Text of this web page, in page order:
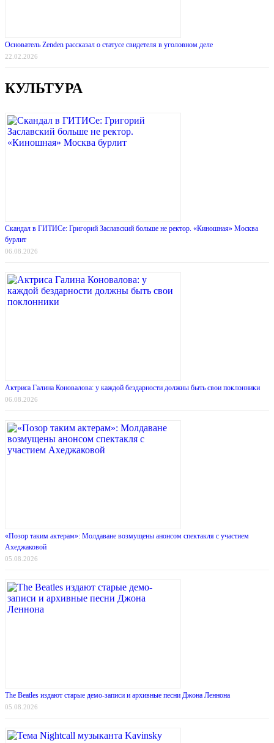
Основатель Zenden рассказал о статусе свидетеля в уголовном деле
22.02.2026
КУЛЬТУРА
Скандал в ГИТИСе: Григорий Заславский больше не ректор. «Киношная» Москва
бурлит
06.08.2026
Актриса Галина Коновалова: у каждой бездарности должны быть свои поклонники
06.08.2026
«Позор таким актерам»: Молдаване возмущены анонсом спектакля с участием
Ахеджаковой
05.08.2026
The Beatles издают старые демо-записи и архивные песни Джона Леннона
05.08.2026